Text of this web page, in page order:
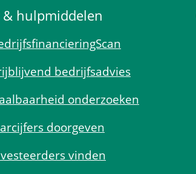
& hulp­middelen
bedrijfs­advies
onder­zoeken
doorgeven
vinden